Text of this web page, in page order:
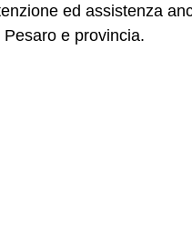
ed assistenza
e provincia.